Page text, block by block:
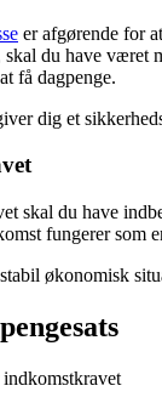
er afgørende for
du have været
få dagpenge.
dig et
skal du have
fungerer som
økonomisk